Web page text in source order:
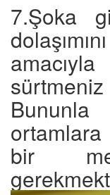
7.Şoka
ortamlara
bir